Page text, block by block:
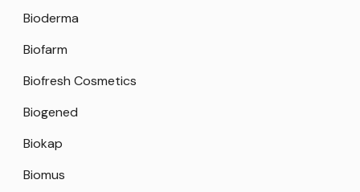
Bioderma
Biofarm
Biofresh Cosmetics
Biogened
Biokap
Biomus